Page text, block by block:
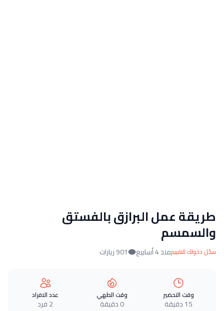
طريقة عمل البرازق بالفستق
والسمسم
سجّل دخولك للتقييممنذ 4 أسابيع 901 زيارات
وقت التحضير
15 دقيقة
وقت الطهي
0 دقيقة
عدد الافراد
2 فرد